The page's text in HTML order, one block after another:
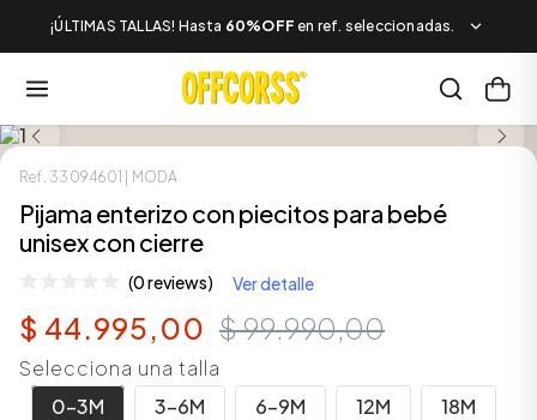
¡ÚLTIMAS TALLAS! Hasta 60%OFF en ref. seleccionadas.
Ref. 33094601 | MODA
Pijama enterizo con piecitos para bebé
unisex con cierre
(0 reviews) Ver detalle
$ 44.995,00 $99.990,00
Selecciona una talla
0-3M
3-6M 6-9M 12M 18M